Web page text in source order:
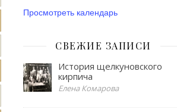
Просмотреть календарь
СВЕЖИЕ ЗАПИСИ
История щелкуновского
кирпича
Елена Комарова